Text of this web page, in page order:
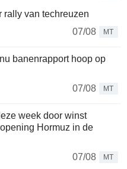
rally van techreuzen
07/08
MT
banenrapport hoop op
07/08
MT
week door winst
Hormuz in de
07/08
MT